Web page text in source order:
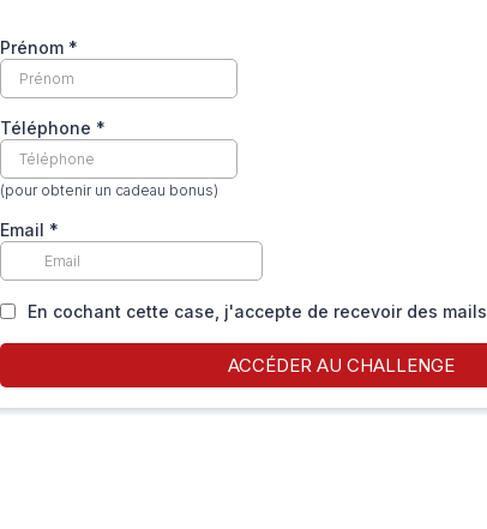
Prénom *
Téléphone *
(pour obtenir un cadeau bonus)
Email *
En cochant cette case, j'accepte de recevoir des mails
ACCÉDER AU CHALLENGE